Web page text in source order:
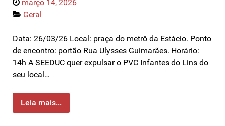
março 14, 2026
Geral
Data: 26/03/26 Local: praça do metrô da Estácio. Ponto
de encontro: portão Rua Ulysses Guimarães. Horário:
14h A SEEDUC quer expulsar o PVC Infantes do Lins do
seu local…
Leia mais...